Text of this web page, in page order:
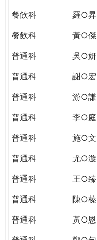
餐飲科
羅○昇
餐飲科
黃○傑
普通科
吳○妍
普通科
謝○宏
普通科
游○謙
普通科
李○庭
普通科
施○文
普通科
尤○漩
普通科
王○臻
普通科
陳○榛
普通科
黃○恩